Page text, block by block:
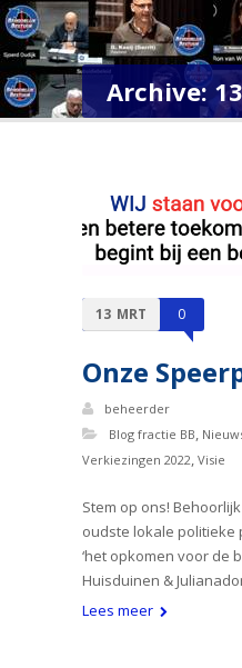
Archive:
13 MRT 0
Onze
beheerder
Blog fractie BB,
Verkiezingen 2022, Visie
Stem op ons!
oudste lokale politieke
‘het opkomen voor de
Huisduinen &
Lees meer